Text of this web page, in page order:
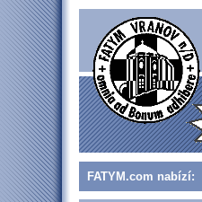
FATYM.com nabízí: